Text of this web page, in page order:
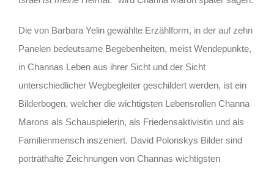
Die von Barbara Yelin gewählte Erzählform, in der auf zehn
Panelen bedeutsame Begebenheiten, meist Wendepunkte,
in Channas Leben aus ihrer Sicht und der Sicht
unterschiedlicher Wegbegleiter geschildert werden, ist ein
Bilderbogen, welcher die wichtigsten Lebensrollen Channa
Marons als Schauspielerin, als Friedensaktivistin und als
Familienmensch inszeniert. David Polonskys Bilder sind
porträthafte Zeichnungen von Channas wichtigsten